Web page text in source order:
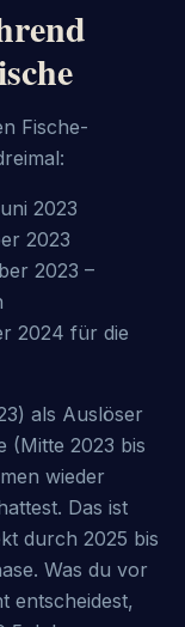
Fische-
2023
2023
2023 –
2024 für die
als Auslöser
(Mitte 2023 bis
wieder
Das ist
durch 2025 bis
Was du vor
entscheidest,